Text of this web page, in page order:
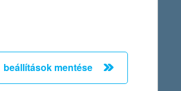
akár értéktartó és hasznos
beállítások mentése